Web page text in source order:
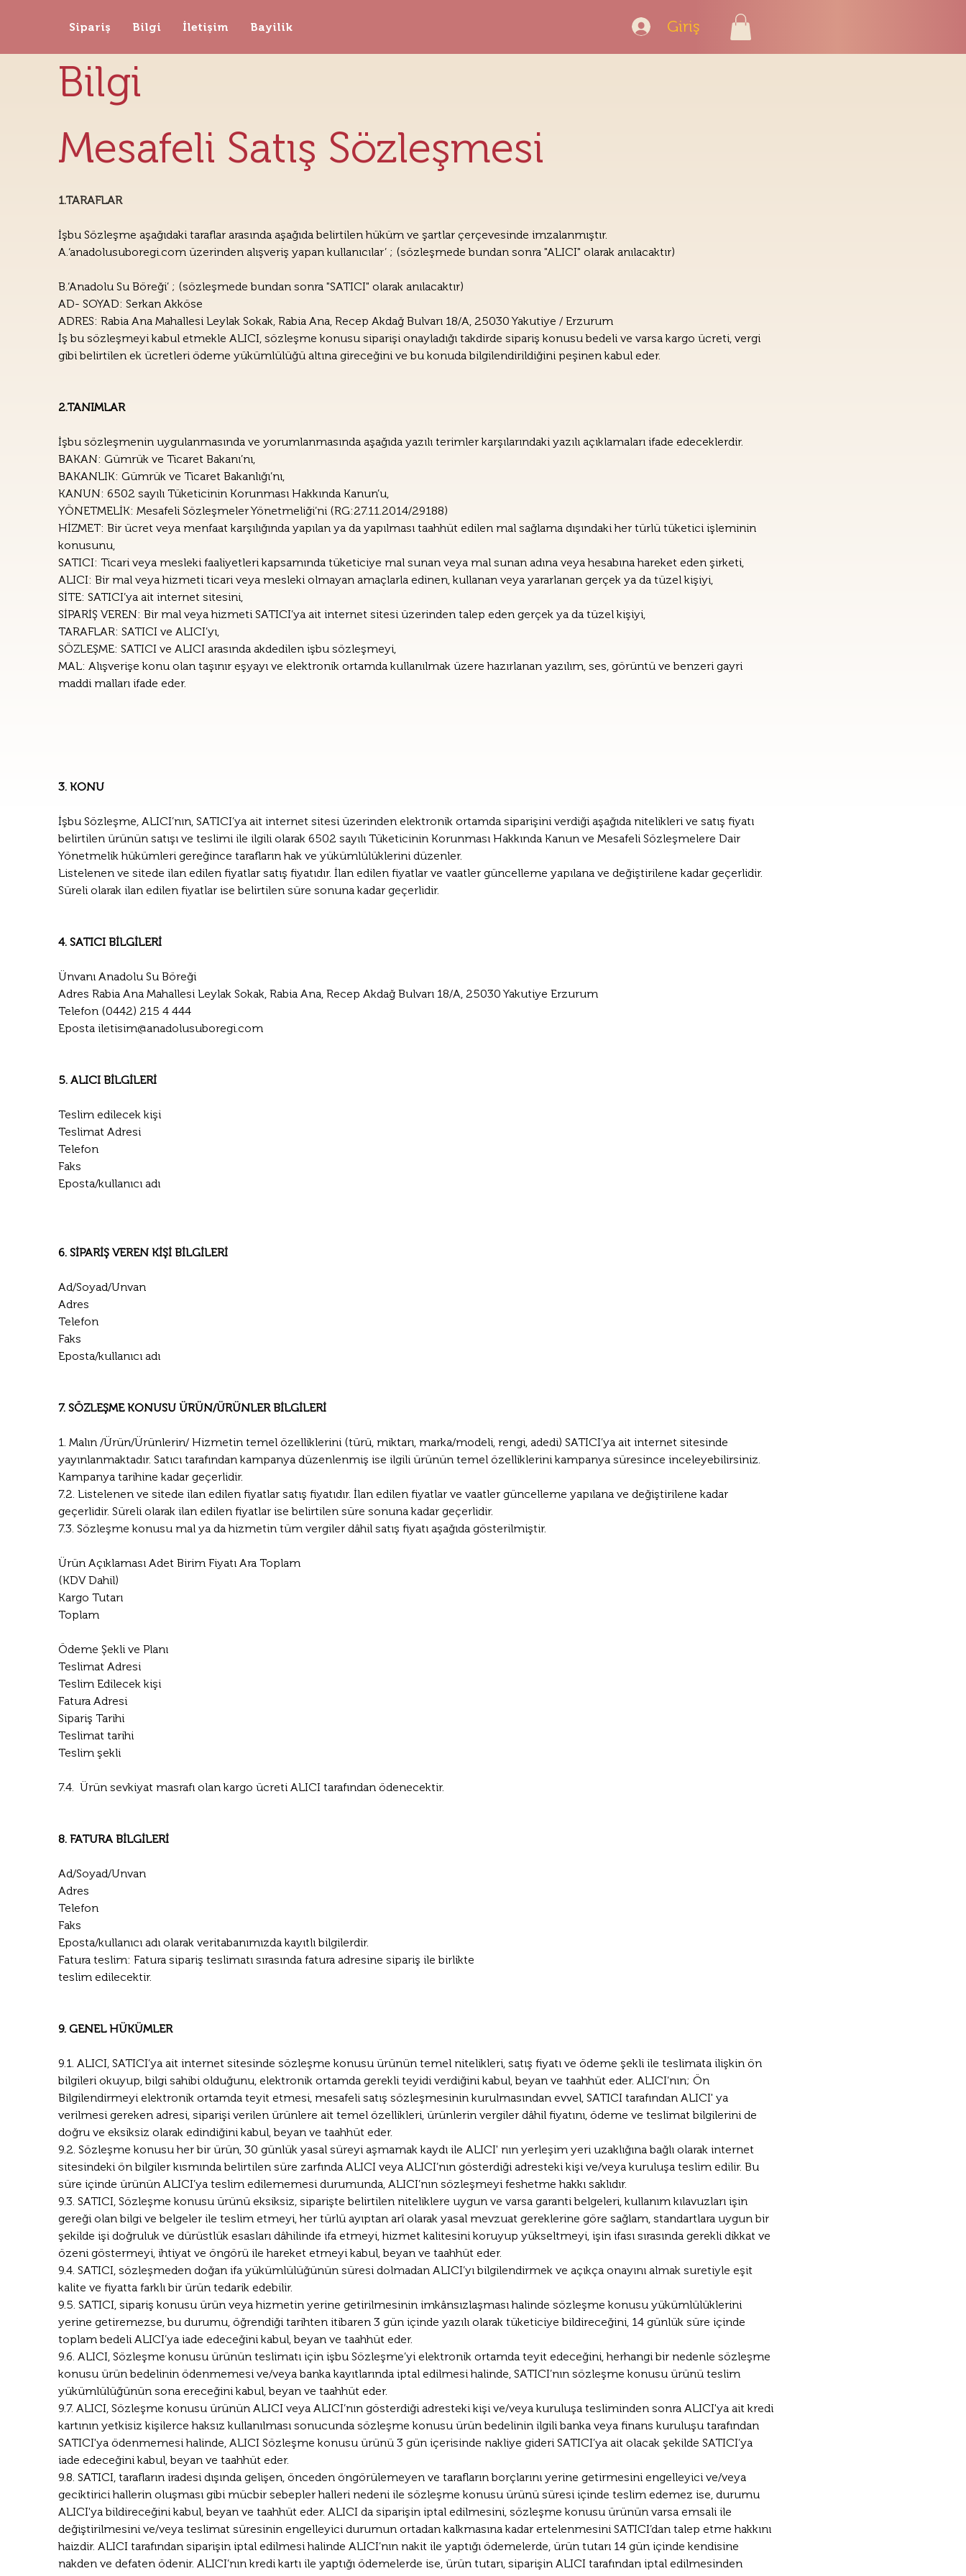
1.TARAFLAR
İşbu Sözleşme aşağıdaki taraflar arasında aşağıda belirtilen hüküm ve şartlar çerçevesinde imzalanmıştır.
A.‘anadolusuboregi.com üzerinden alışveriş yapan kullanıcılar’ ; (sözleşmede bundan sonra "ALICI" olarak anılacaktır)
B.‘Anadolu Su Böreği’ ; (sözleşmede bundan sonra "SATICI" olarak anılacaktır)
AD- SOYAD: Serkan Akköse
ADRES: Rabia Ana Mahallesi Leylak Sokak, Rabia Ana, Recep Akdağ Bulvarı 18/A, 25030 Yakutiye / Erzurum
İş bu sözleşmeyi kabul etmekle ALICI, sözleşme konusu siparişi onayladığı takdirde sipariş konusu bedeli ve varsa kargo ücreti, vergi
gibi belirtilen ek ücretleri ödeme yükümlülüğü altına gireceğini ve bu konuda bilgilendirildiğini peşinen kabul eder.
2.TANIMLAR
İşbu sözleşmenin uygulanmasında ve yorumlanmasında aşağıda yazılı terimler karşılarındaki yazılı açıklamaları ifade edeceklerdir.
BAKAN: Gümrük ve Ticaret Bakanı’nı,
BAKANLIK: Gümrük ve Ticaret Bakanlığı’nı,
KANUN: 6502 sayılı Tüketicinin Korunması Hakkında Kanun’u,
YÖNETMELİK: Mesafeli Sözleşmeler Yönetmeliği’ni (RG:27.11.2014/29188)
HİZMET: Bir ücret veya menfaat karşılığında yapılan ya da yapılması taahhüt edilen mal sağlama dışındaki her türlü tüketici işleminin
konusunu,
SATICI: Ticari veya mesleki faaliyetleri kapsamında tüketiciye mal sunan veya mal sunan adına veya hesabına hareket eden şirketi,
ALICI: Bir mal veya hizmeti ticari veya mesleki olmayan amaçlarla edinen, kullanan veya yararlanan gerçek ya da tüzel kişiyi,
SİTE: SATICI’ya ait internet sitesini,
SİPARİŞ VEREN: Bir mal veya hizmeti SATICI’ya ait internet sitesi üzerinden talep eden gerçek ya da tüzel kişiyi,
TARAFLAR: SATICI ve ALICI’yı,
SÖZLEŞME: SATICI ve ALICI arasında akdedilen işbu sözleşmeyi,
MAL: Alışverişe konu olan taşınır eşyayı ve elektronik ortamda kullanılmak üzere hazırlanan yazılım, ses, görüntü ve benzeri gayri
maddi malları ifade eder.
3. KONU
İşbu Sözleşme, ALICI’nın, SATICI’ya ait internet sitesi üzerinden elektronik ortamda siparişini verdiği aşağıda nitelikleri ve satış fiyatı
belirtilen ürünün satışı ve teslimi ile ilgili olarak 6502 sayılı Tüketicinin Korunması Hakkında Kanun ve Mesafeli Sözleşmelere Dair
Yönetmelik hükümleri gereğince tarafların hak ve yükümlülüklerini düzenler.
Listelenen ve sitede ilan edilen fiyatlar satış fiyatıdır. İlan edilen fiyatlar ve vaatler güncelleme yapılana ve değiştirilene kadar geçerlidir.
Süreli olarak ilan edilen fiyatlar ise belirtilen süre sonuna kadar geçerlidir.
4. SATICI BİLGİLERİ
Ünvanı Anadolu Su Böreği
Adres Rabia Ana Mahallesi Leylak Sokak, Rabia Ana, Recep Akdağ Bulvarı 18/A, 25030 Yakutiye Erzurum
Telefon (0442) 215 4 444
Eposta iletisim@anadolusuboregi.com
5. ALICI BİLGİLERİ
Teslim edilecek kişi
Teslimat Adresi
Telefon
Faks
Eposta/kullanıcı adı
6. SİPARİŞ VEREN KİŞİ BİLGİLERİ
Ad/Soyad/Unvan
Adres
Telefon
Faks
Eposta/kullanıcı adı
7. SÖZLEŞME KONUSU ÜRÜN/ÜRÜNLER BİLGİLERİ
1. Malın /Ürün/Ürünlerin/ Hizmetin temel özelliklerini (türü, miktarı, marka/modeli, rengi, adedi) SATICI’ya ait internet sitesinde
yayınlanmaktadır. Satıcı tarafından kampanya düzenlenmiş ise ilgili ürünün temel özelliklerini kampanya süresince inceleyebilirsiniz.
Kampanya tarihine kadar geçerlidir.
7.2. Listelenen ve sitede ilan edilen fiyatlar satış fiyatıdır. İlan edilen fiyatlar ve vaatler güncelleme yapılana ve değiştirilene kadar
geçerlidir. Süreli olarak ilan edilen fiyatlar ise belirtilen süre sonuna kadar geçerlidir.
7.3. Sözleşme konusu mal ya da hizmetin tüm vergiler dâhil satış fiyatı aşağıda gösterilmiştir.
Ürün Açıklaması Adet Birim Fiyatı Ara Toplam
(KDV Dahil)
Kargo Tutarı
Toplam
Ödeme Şekli ve Planı
Teslimat Adresi
Teslim Edilecek kişi
Fatura Adresi
Sipariş Tarihi
Teslimat tarihi
Teslim şekli
7.4.  Ürün sevkiyat masrafı olan kargo ücreti ALICI tarafından ödenecektir.
8. FATURA BİLGİLERİ
Ad/Soyad/Unvan
Adres
Telefon
Faks
Eposta/kullanıcı adı olarak veritabanımızda kayıtlı bilgilerdir.
Fatura teslim: Fatura sipariş teslimatı sırasında fatura adresine sipariş ile birlikte
teslim edilecektir.
9. GENEL HÜKÜMLER
9.1. ALICI, SATICI’ya ait internet sitesinde sözleşme konusu ürünün temel nitelikleri, satış fiyatı ve ödeme şekli ile teslimata ilişkin ön
bilgileri okuyup, bilgi sahibi olduğunu, elektronik ortamda gerekli teyidi verdiğini kabul, beyan ve taahhüt eder. ALICI’nın; Ön
Bilgilendirmeyi elektronik ortamda teyit etmesi, mesafeli satış sözleşmesinin kurulmasından evvel, SATICI tarafından ALICI' ya
verilmesi gereken adresi, siparişi verilen ürünlere ait temel özellikleri, ürünlerin vergiler dâhil fiyatını, ödeme ve teslimat bilgilerini de
doğru ve eksiksiz olarak edindiğini kabul, beyan ve taahhüt eder.
9.2. Sözleşme konusu her bir ürün, 30 günlük yasal süreyi aşmamak kaydı ile ALICI' nın yerleşim yeri uzaklığına bağlı olarak internet
sitesindeki ön bilgiler kısmında belirtilen süre zarfında ALICI veya ALICI’nın gösterdiği adresteki kişi ve/veya kuruluşa teslim edilir. Bu
süre içinde ürünün ALICI’ya teslim edilememesi durumunda, ALICI’nın sözleşmeyi feshetme hakkı saklıdır.
9.3. SATICI, Sözleşme konusu ürünü eksiksiz, siparişte belirtilen niteliklere uygun ve varsa garanti belgeleri, kullanım kılavuzları işin
gereği olan bilgi ve belgeler ile teslim etmeyi, her türlü ayıptan arî olarak yasal mevzuat gereklerine göre sağlam, standartlara uygun bir
şekilde işi doğruluk ve dürüstlük esasları dâhilinde ifa etmeyi, hizmet kalitesini koruyup yükseltmeyi, işin ifası sırasında gerekli dikkat ve
özeni göstermeyi, ihtiyat ve öngörü ile hareket etmeyi kabul, beyan ve taahhüt eder.
9.4. SATICI, sözleşmeden doğan ifa yükümlülüğünün süresi dolmadan ALICI’yı bilgilendirmek ve açıkça onayını almak suretiyle eşit
kalite ve fiyatta farklı bir ürün tedarik edebilir.
9.5. SATICI, sipariş konusu ürün veya hizmetin yerine getirilmesinin imkânsızlaşması halinde sözleşme konusu yükümlülüklerini
yerine getiremezse, bu durumu, öğrendiği tarihten itibaren 3 gün içinde yazılı olarak tüketiciye bildireceğini, 14 günlük süre içinde
toplam bedeli ALICI’ya iade edeceğini kabul, beyan ve taahhüt eder.
9.6. ALICI, Sözleşme konusu ürünün teslimatı için işbu Sözleşme’yi elektronik ortamda teyit edeceğini, herhangi bir nedenle sözleşme
konusu ürün bedelinin ödenmemesi ve/veya banka kayıtlarında iptal edilmesi halinde, SATICI’nın sözleşme konusu ürünü teslim
yükümlülüğünün sona ereceğini kabul, beyan ve taahhüt eder.
9.7. ALICI, Sözleşme konusu ürünün ALICI veya ALICI’nın gösterdiği adresteki kişi ve/veya kuruluşa tesliminden sonra ALICI'ya ait kredi
kartının yetkisiz kişilerce haksız kullanılması sonucunda sözleşme konusu ürün bedelinin ilgili banka veya finans kuruluşu tarafından
SATICI'ya ödenmemesi halinde, ALICI Sözleşme konusu ürünü 3 gün içerisinde nakliye gideri SATICI’ya ait olacak şekilde SATICI’ya
iade edeceğini kabul, beyan ve taahhüt eder.
9.8. SATICI, tarafların iradesi dışında gelişen, önceden öngörülemeyen ve tarafların borçlarını yerine getirmesini engelleyici ve/veya
geciktirici hallerin oluşması gibi mücbir sebepler halleri nedeni ile sözleşme konusu ürünü süresi içinde teslim edemez ise, durumu
ALICI'ya bildireceğini kabul, beyan ve taahhüt eder. ALICI da siparişin iptal edilmesini, sözleşme konusu ürünün varsa emsali ile
değiştirilmesini ve/veya teslimat süresinin engelleyici durumun ortadan kalkmasına kadar ertelenmesini SATICI’dan talep etme hakkını
haizdir. ALICI tarafından siparişin iptal edilmesi halinde ALICI’nın nakit ile yaptığı ödemelerde, ürün tutarı 14 gün içinde kendisine
nakden ve defaten ödenir. ALICI’nın kredi kartı ile yaptığı ödemelerde ise, ürün tutarı, siparişin ALICI tarafından iptal edilmesinden
Bilgi
Mesafeli Satış Sözleşmesi
Giriş
Sipariş Bilgi İletişim Bayilik